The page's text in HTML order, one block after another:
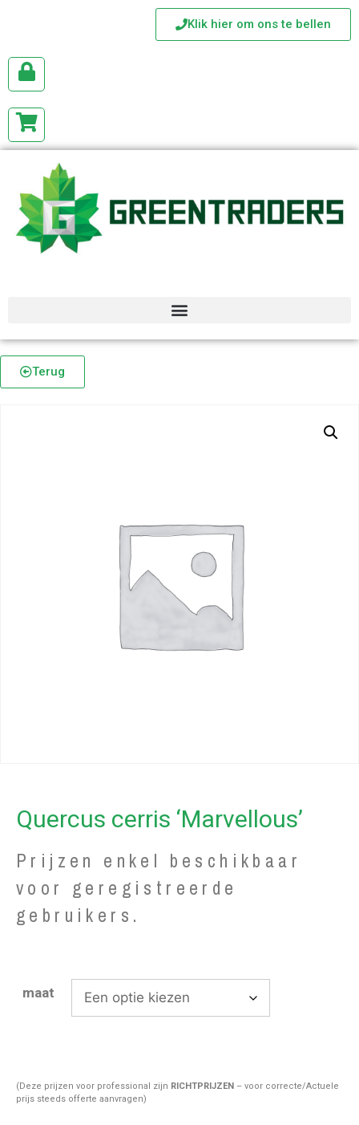
Klik hier om ons te bellen
Terug
Quercus cerris ‘Marvellous’
Prijzen enkel beschikbaar
voor geregistreerde
gebruikers.
maat
(Deze prijzen voor professional zijn RICHTPRIJZEN – voor correcte/Actuele
prijs steeds offerte aanvragen)